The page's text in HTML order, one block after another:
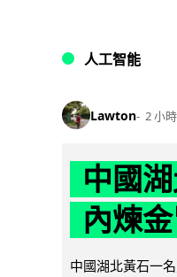
人工智能
Lawton 2 小時
中國
內煉
中國湖北黃石一